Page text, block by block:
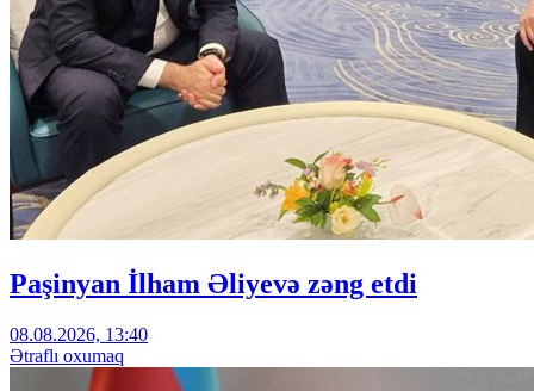
Paşinyan İlham Əliyevə zəng etdi
08.08.2026, 13:40
Ətraflı oxumaq